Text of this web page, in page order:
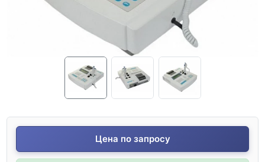
Цена по запросу